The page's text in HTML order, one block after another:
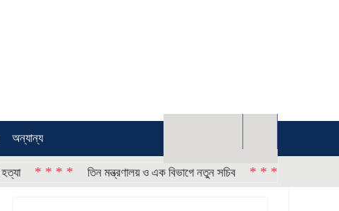
অন্যান্য
* * * * তিন মন্ত্রণালয় ও এক বিভাগে নতুন সচিব * * * *